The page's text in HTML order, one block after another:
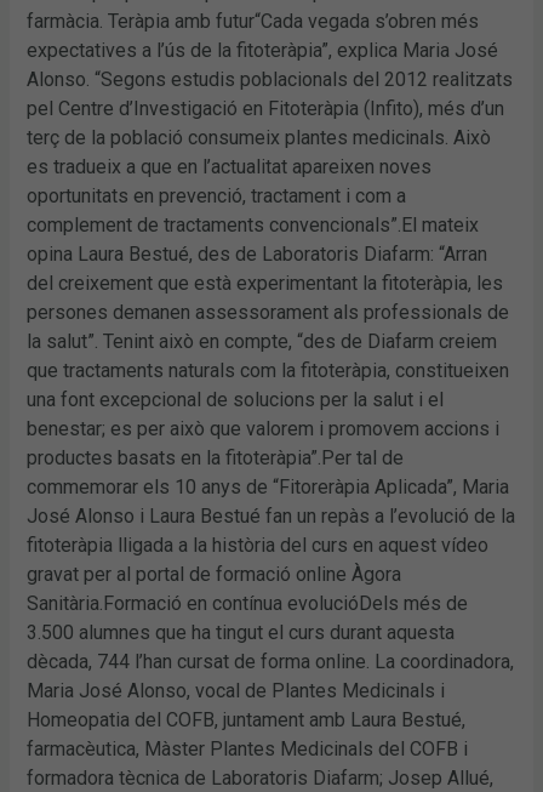
farmàcia. Teràpia amb futur“Cada vegada s’obren més
expectatives a l’ús de la fitoteràpia”, explica Maria José
Alonso. “Segons estudis poblacionals del 2012 realitzats
pel Centre d’Investigació en Fitoteràpia (Infito), més d’un
terç de la població consumeix plantes medicinals. Això
es tradueix a que en l’actualitat apareixen noves
oportunitats en prevenció, tractament i com a
complement de tractaments convencionals”.El mateix
opina Laura Bestué, des de Laboratoris Diafarm: “Arran
del creixement que està experimentant la fitoteràpia, les
persones demanen assessorament als professionals de
la salut”. Tenint això en compte, “des de Diafarm creiem
que tractaments naturals com la fitoteràpia, constitueixen
una font excepcional de solucions per la salut i el
benestar; es per això que valorem i promovem accions i
productes basats en la fitoteràpia”.Per tal de
commemorar els 10 anys de “Fitoreràpia Aplicada”, Maria
José Alonso i Laura Bestué fan un repàs a l’evolució de la
fitoteràpia lligada a la història del curs en aquest vídeo
gravat per al portal de formació online Àgora
Sanitària.Formació en contínua evolucióDels més de
3.500 alumnes que ha tingut el curs durant aquesta
dècada, 744 l’han cursat de forma online. La coordinadora,
Maria José Alonso, vocal de Plantes Medicinals i
Homeopatia del COFB, juntament amb Laura Bestué,
farmacèutica, Màster Plantes Medicinals del COFB i
formadora tècnica de Laboratoris Diafarm; Josep Allué,